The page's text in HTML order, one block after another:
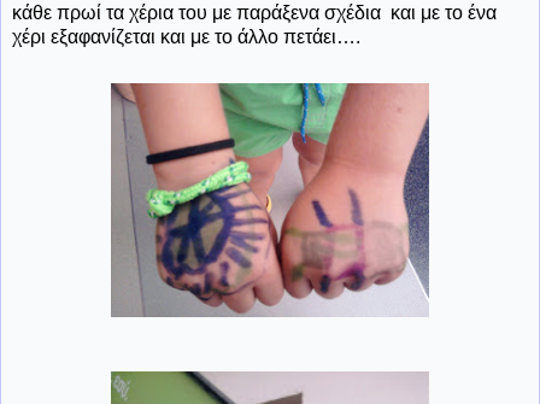
κάθε πρωί τα χέρια του με παράξενα σχέδια και με το ένα
χέρι εξαφανίζεται και με το άλλο πετάει….